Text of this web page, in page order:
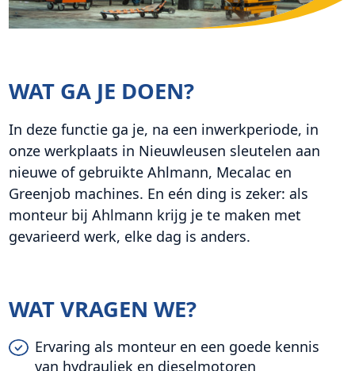
WAT GA JE DOEN?
In deze functie ga je, na een inwerkperiode, in
onze werkplaats in Nieuwleusen sleutelen aan
nieuwe of gebruikte Ahlmann, Mecalac en
Greenjob machines. En eén ding is zeker: als
monteur bij Ahlmann krijg je te maken met
gevarieerd werk, elke dag is anders.
WAT VRAGEN WE?
Ervaring als monteur en een goede kennis
van hydrauliek en dieselmotoren